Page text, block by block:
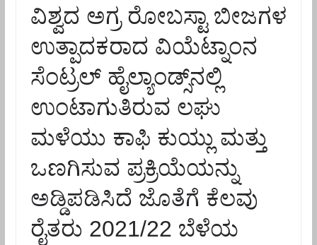
ವಿಶ್ವದ ಅಗ್ರ ರೋಬಸ್ಟಾ ಬೀಜಗಳ
ಉತ್ಪಾದಕರಾದ ವಿಯೆಟ್ನಾಂನ
ಸೆಂಟ್ರಲ್ ಹೈಲ್ಯಾಂಡ್ಸ್‌ನಲ್ಲಿ
ಉಂಟಾಗುತಿರುವ ಲಘು
ಮಳೆಯು ಕಾಫಿ ಕುಯ್ಲು ಮತ್ತು
ಒಣಗಿಸುವ ಪ್ರಕ್ರಿಯೆಯನ್ನು
ಅಡ್ಡಿಪಡಿಸಿದೆ ಜೊತೆಗೆ ಕೆಲವು
ರೈತರು 2021/22 ಬೆಳೆಯ